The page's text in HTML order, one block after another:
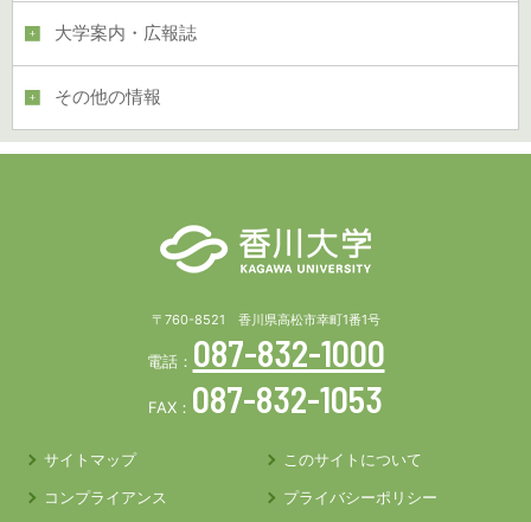
大学案内・広報誌
その他の情報
〒760-8521 香川県高松市幸町1番1号
電話： 087-832-1000
FAX： 087-832-1053
サイトマップ
このサイトについて
コンプライアンス
プライバシーポリシー